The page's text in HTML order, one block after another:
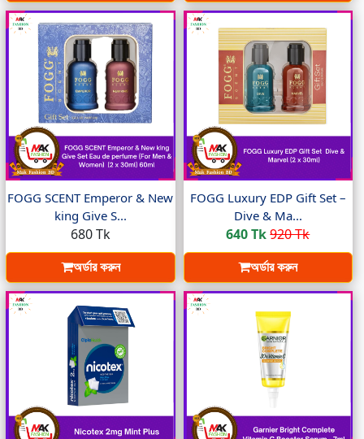
FOGG SCENT Emperor & New
king Give S...
680 Tk
অর্ডার করুন
FOGG Luxury EDP Gift Set –
Dive & Ma...
640 Tk920 Tk
অর্ডার করুন